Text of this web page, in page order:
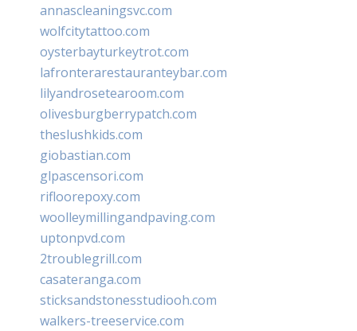
annascleaningsvc.com
wolfcitytattoo.com
oysterbayturkeytrot.com
lafronterarestauranteybar.com
lilyandrosetearoom.com
olivesburgberrypatch.com
theslushkids.com
giobastian.com
glpascensori.com
rifloorepoxy.com
woolleymillingandpaving.com
uptonpvd.com
2troublegrill.com
casateranga.com
sticksandstonesstudiooh.com
walkers-treeservice.com